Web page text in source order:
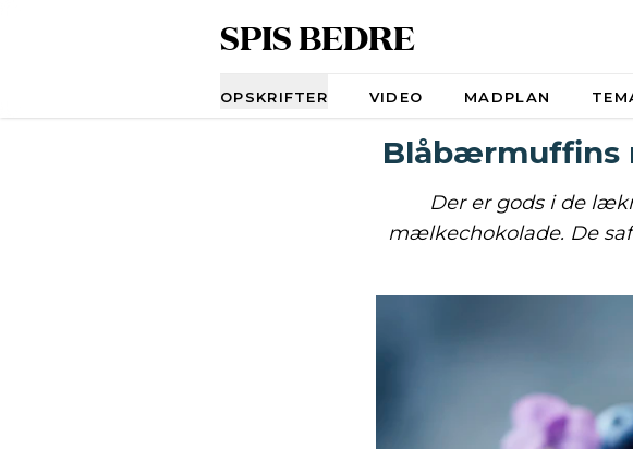
SPIS BEDRE
OPSKRIFTER VIDEO MADPLAN
Blåbærmuffins
Der er gods i de
mælkechokolade. De